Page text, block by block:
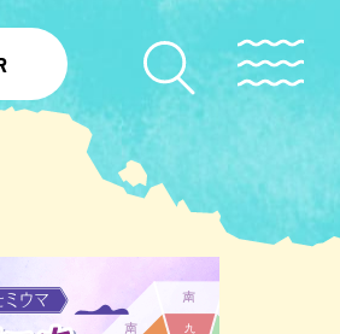
本島中部
先島諸島